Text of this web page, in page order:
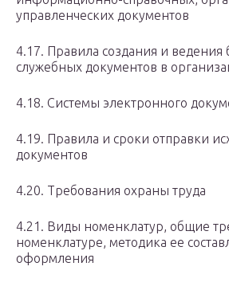
управленческих документов
4.17. Правила создания и ведения
служебных документов в
4.18. Системы электронного
4.19. Правила и сроки отправки
документов
4.20. Требования охраны труда
4.21. Виды номенклатур, общие
номенклатуре, методика ее
оформления